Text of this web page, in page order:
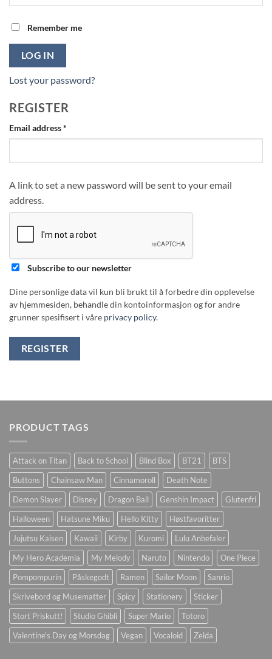
Remember me
LOG IN
Lost your password?
REGISTER
Email address*
A link to set a new password will be sent to your email
address.
Subscribe to our newsletter
Dine personlige data vil kun bli brukt til å forbedre din opplevelse
av hjemmesiden, behandle din kontoinformasjon og for andre
grunner spesifisert i våre privacy policy.
REGISTER
PRODUCT TAGS
Attack on Titan Back to School Blind Box BT21
BTS
Buttons
Chainsaw Man Cinnamoroll
Death Note
Demon Slayer
Disney Dragon Ball Genshin Impact
Glutenfri
Halloween
Hatsune Miku Hello Kitty
Høstfavoritter
Jujutsu Kaisen
Kawaii Kirby Kuromi
Lulu Anbefaler
My Hero Academia
My Melody Naruto Nintendo
One Piece
Pompompurin
Påskegodt Ramen Sailor Moon
Sanrio
Skrivebord og Musematter
Spicy Stationery
Sticker
Stort Priskutt!
Studio Ghibli Super Mario
Totoro
Valentine's Day og Morsdag
Vegan Vocaloid Zelda